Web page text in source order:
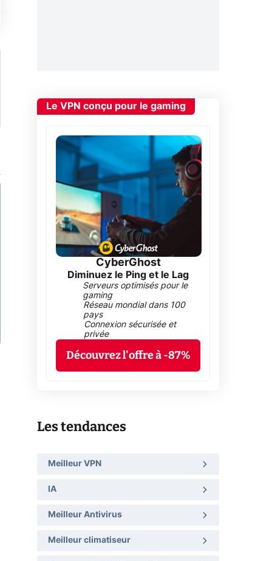
Le VPN conçu pour le gaming
CyberGhost
Diminuez le Ping et le Lag
Serveurs optimisés pour le
gaming
Réseau mondial dans 100
pays
Connexion sécurisée et
privée
Découvrez l'offre à -87%
Les tendances
Meilleur VPN
IA
Meilleur Antivirus
Meilleur climatiseur